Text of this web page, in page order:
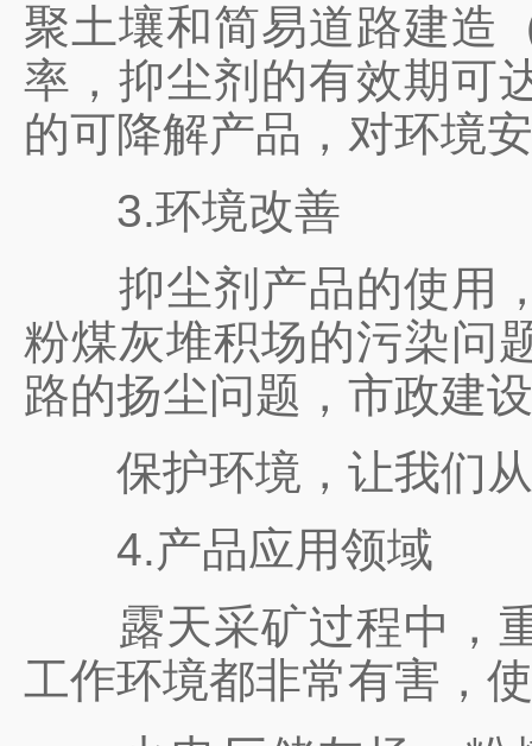
聚土壤和简易道路建造
率，抑尘剂的有效期可
的可降解产品，对环境
3.环境改善
抑尘剂产品的使用，
粉煤灰堆积场的污染问
路的扬尘问题，市政建
保护环境，让我们从
4.产品应用领域
露天采矿过程中，重
工作环境都非常有害，